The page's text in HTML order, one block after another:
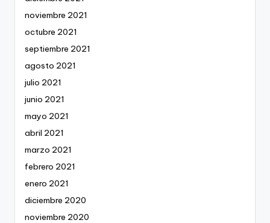
noviembre 2021
octubre 2021
septiembre 2021
agosto 2021
julio 2021
junio 2021
mayo 2021
abril 2021
marzo 2021
febrero 2021
enero 2021
diciembre 2020
noviembre 2020